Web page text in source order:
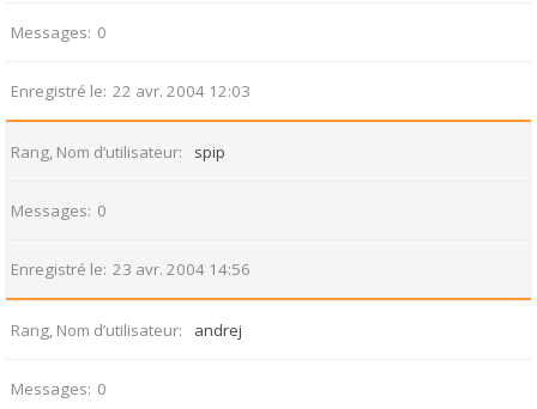
Messages 0
Enregistré le 22 avr. 2004 12:03
Rang, Nom d’utilisateur spip
Messages 0
Enregistré le 23 avr. 2004 14:56
Rang, Nom d’utilisateur andrej
Messages 0